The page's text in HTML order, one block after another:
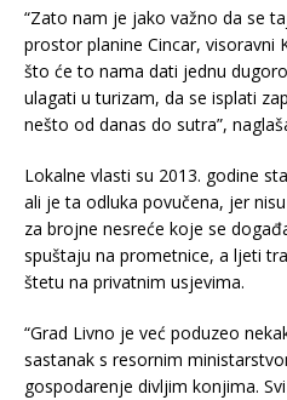
“Zato nam je jako važno da se
prostor planine Cincar, visoravni
što će to nama dati jednu
ulagati u turizam, da se isplati
nešto od danas do sutra”,
Lokalne vlasti su 2013. godine
ali je ta odluka povučena, jer
za brojne nesreće koje se
spuštaju na prometnice, a ljeti
štetu na privatnim usjevima.
“Grad Livno je već poduzeo
sastanak s resornim
gospodarenje divljim konjima.